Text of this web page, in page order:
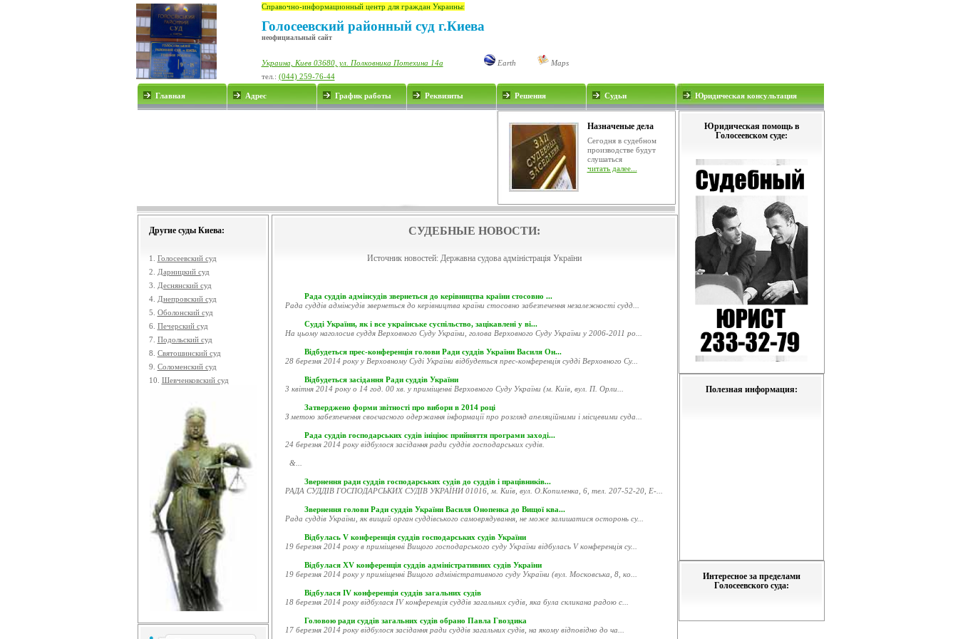
Справочно-информационный центр для граждан Украины:
Голосеевский районный суд г.Киева
неофициальный сайт
Украина, Киев 03680, ул. Полковника Потехина 14а Earth
Maps
тел.: (044) 259-76-44
Главная Адрес График работы Реквизиты Решения Судьи Юридическая консультация
Назначеные дела
Сегодня в судебном
производстве будут
слушаться
читать далее...
Юридическая помощь в
Голосеевском суде:
Полезная информация:
Интересное за пределами
Голосеевского суда:
Другие суды Киева:
1. Голосеевский суд
2.
Дарницкий суд
3.
Деснянский суд
4. Днепровский суд
5. Оболонский суд
6. Печерский суд
7. Подольский суд
8. Святошинский суд
9. Соломенский суд
10. Шевченковский суд
СУДЕБНЫЕ НОВОСТИ:
Источник новостей: Державна судова адміністрація України
Рада суддів адмінсудів звернеться до керівництва країни стосовно ...
Рада суддів адмінсудів звернеться до керівництва країни стосовно забезпечення незалежності судд...
Судді України, як і все українське суспільство, зацікавлені у ві...
На цьому наголосив суддя Верховного Суду України, голова Верховного Суду України у 2006-2011 ро...
Відбудеться прес-конференція голови Ради суддів України Василя Он...
28 березня 2014 року у Верховному Суді України відбудеться прес-конференція судді Верховного Су...
Відбудеться засідання Ради суддів України
3 квітня 2014 року о 14 год. 00 хв. у приміщенні Верховного Суду України (м. Київ, вул. П. Орли...
Затверджено форми звітності про вибори в 2014 році
З метою забезпечення своєчасного одержання інформації про розгляд апеляційними і місцевими суда...
Рада суддів господарських судів ініціює прийняття програми заході...
24 березня 2014 року відбулося засідання ради суддів господарських судів.
&...
Звернення ради суддів господарських судів до суддів і працівників...
РАДА СУДДІВ ГОСПОДАРСЬКИХ СУДІВ УКРАЇНИ 01016, м. Київ, вул. О.Копиленка, 6, тел. 207-52-20, E-...
Звернення голови Ради суддів України Василя Онопенка до Вищої ква...
Рада суддів України, як вищий орган суддівського самоврядування, не може залишатися осторонь су...
Відбулась V конференція суддів господарських судів України
19 березня 2014 року в приміщенні Вищого господарського суду України відбулась V конференція су...
Відбулася XV конференція суддів адміністративних судів України
19 березня 2014 року у приміщенні Вищого адміністративного суду України (вул. Московська, 8, ко...
Відбулася ІV конференція суддів загальних судів
18 березня 2014 року відбулася ІV конференція суддів загальних судів, яка була скликана радою с...
Головою ради суддів загальних судів обрано Павла Гвоздика
17 березня 2014 року відбулося засідання ради суддів загальних судів, на якому відповідно до ча...